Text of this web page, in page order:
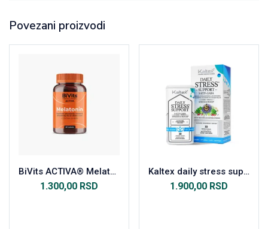
Povezani proizvodi
BiVits ACTIVA® Melatonin
1.300,00 RSD
Kaltex daily stress support
1.900,00 RSD